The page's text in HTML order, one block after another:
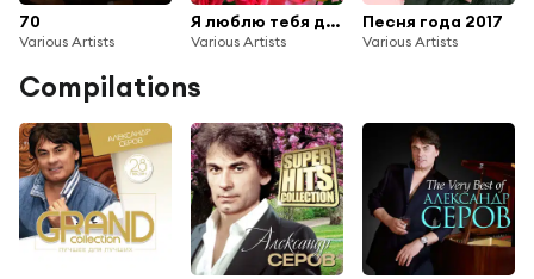
70
Various Artists
Я люблю тебя до слёз
Various Artists
Песня года 2017
Various Artists
Compilations